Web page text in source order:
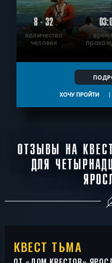
8 - 32
количество
человек
ХОЧУ ПРОЙТИ |
ОТЗЫВЫ НА
ДЛЯ
КВЕСТ ТЬМА